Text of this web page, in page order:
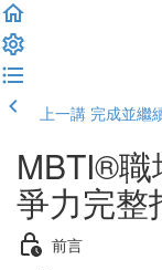
上一講 完成並繼
MBTI®職
爭力完整
前言